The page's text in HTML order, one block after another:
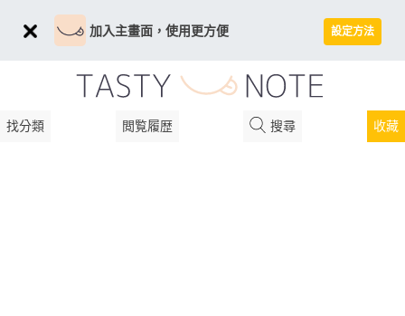
加入主畫面，使用更方便 設定方法
找分類 閲覧履歴 搜尋 收藏